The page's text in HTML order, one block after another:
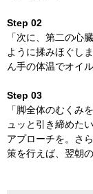
Step 02
「次に、第二の心
ように揉みほぐし
ん手の体温でオイ
Step 03
「脚全体のむくみ
ュッと引き締めた
アプローチを。さ
策を行えば、翌朝